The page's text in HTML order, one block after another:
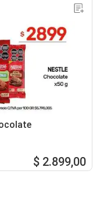
$ 2.899,00